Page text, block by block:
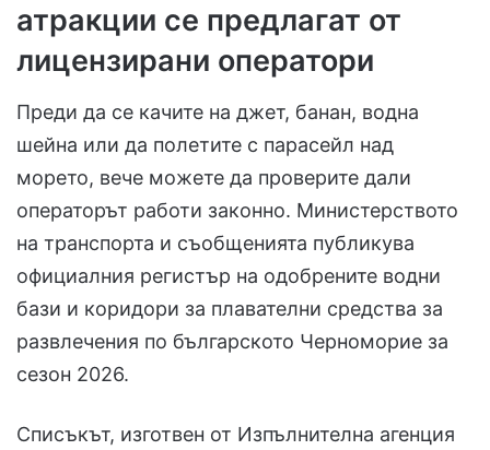
атракции се предлагат от
лицензирани оператори
Преди да се качите на джет, банан, водна
шейна или да полетите с парасейл над
морето, вече можете да проверите дали
операторът работи законно. Министерството
на транспорта и съобщенията публикува
официалния регистър на одобрените водни
бази и коридори за плавателни средства за
развлечения по българското Черноморие за
сезон 2026.
Списъкът, изготвен от Изпълнителна агенция